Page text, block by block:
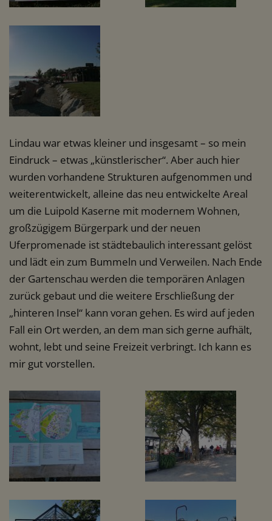
Lindau war etwas kleiner und insgesamt – so mein
Eindruck – etwas „künstlerischer“. Aber auch hier
wurden vorhandene Strukturen aufgenommen und
weiterentwickelt, alleine das neu entwickelte Areal
um die Luipold Kaserne mit modernem Wohnen,
großzügigem Bürgerpark und der neuen
Uferpromenade ist städtebaulich interessant gelöst
und lädt ein zum Bummeln und Verweilen. Nach Ende
der Gartenschau werden die temporären Anlagen
zurück gebaut und die weitere Erschließung der
„hinteren Insel“ kann voran gehen. Es wird auf jeden
Fall ein Ort werden, an dem man sich gerne aufhält,
wohnt, lebt und seine Freizeit verbringt. Ich kann es
mir gut vorstellen.